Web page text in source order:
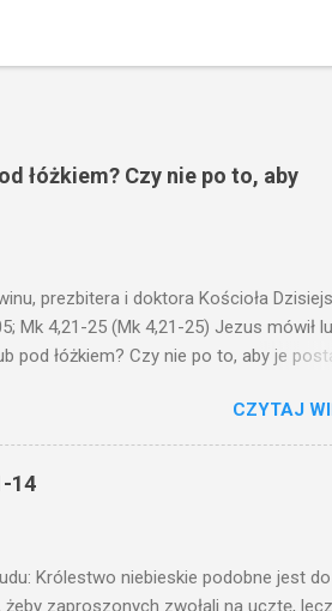
łóżkiem? Czy nie po to, aby
prezbitera i doktora Kościoła
Mk 4,21-25 (Mk 4,21-25) Jezus mówił
łóżkiem? Czy nie po to, aby je
Taką samą miarą, jaką wy mierzycie,
dane; a kto nie ma, pozbawią go i
przypowieści.... Czy po to wnosi się
aby je postawić na świeczniku? Nie ma
CZYTAJ
14
Królestwo niebieskie podobne jest do
zaproszonych zwołali na ucztę,